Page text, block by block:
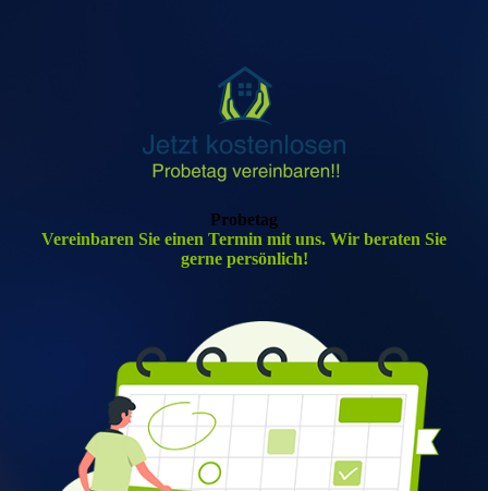
Probetag
Vereinbaren Sie einen Termin mit uns. Wir beraten Sie
gerne persönlich!